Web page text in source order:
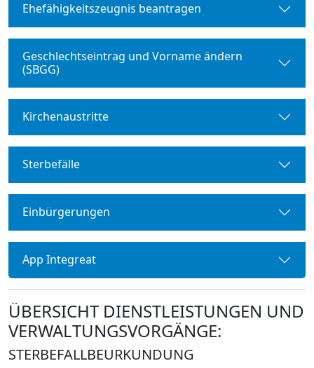
Ehefähigkeitszeugnis beantragen
Geschlechtseintrag und Vorname ändern
(SBGG)
Kirchenaustritte
Sterbefälle
Einbürgerungen
App Integreat
ÜBERSICHT DIENSTLEISTUNGEN UND
VERWALTUNGSVORGÄNGE:
STERBEFALLBEURKUNDUNG